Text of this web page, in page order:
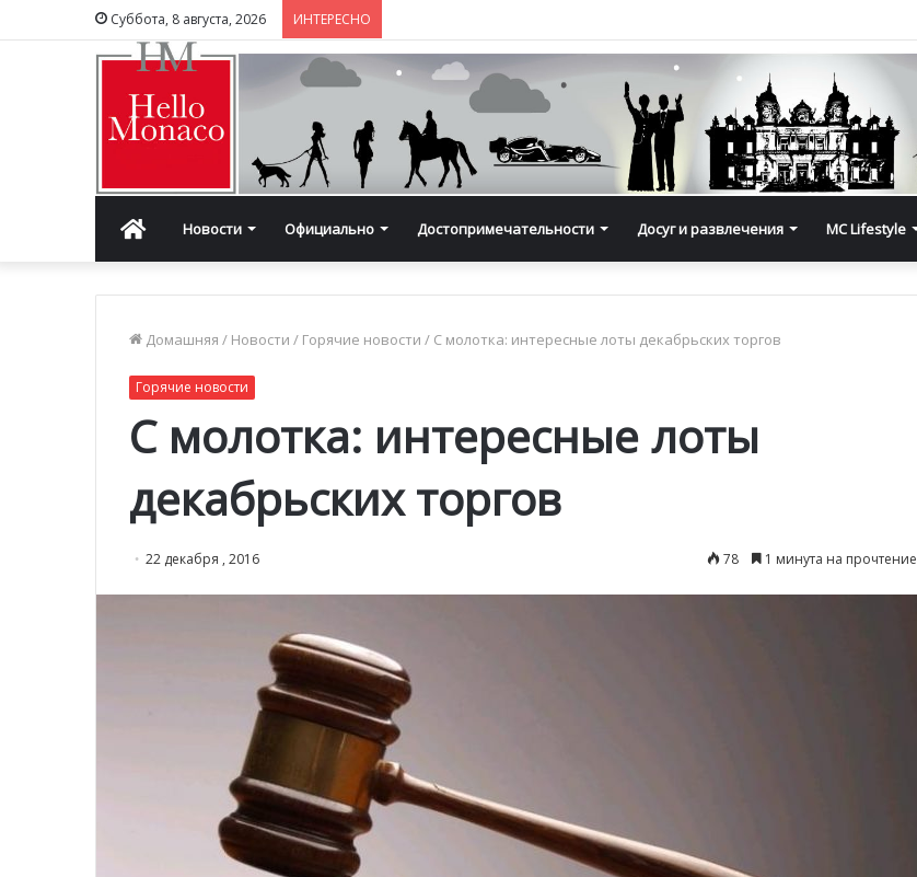
Суббота, 8 августа, 2026 ИНТЕРЕСНО
ГлавнаяНовости Официально Достопримечательности Досуг и развлечения MC Lifestyle
Домашняя / Новости / Горячие новости / С молотка: интересные лоты декабрьских торгов
Горячие новости
С молотка: интересные лоты
декабрьских торгов
22 декабря , 2016 78 1 минута на прочтение